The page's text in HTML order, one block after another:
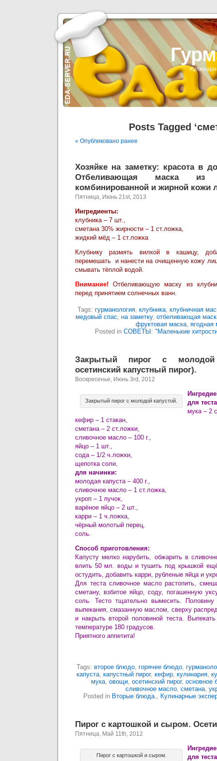
Posts Tagged
« Опубликовано ранее
Хозяйке на заметку: красота в
Отбеливающая маска из
комбинированной и жирной кожи
Пятница, Июнь 21st, 2013
Ингредиенты:
клубника – 7 шт.,
сметана 30% жирности – 1 ст.ложка,
жидкий мёд – 1 ст.ложка
Клубнику размять вилкой в кашицу,
перемешать и нанести на очищенную кожу
смывать тёплой водой.
Внимание!
Отбеливающую маску из
перед принятием солнечных ванн.
Tags: гурманология, клубника, клубничная
медовый спас, на заметку, отбеливающая
фруктовая маска, ягодная
Posted in СОВЕТЫ: "Маленькие
Закрытый пирог с молодой
осетинский капустный пирог).
Воскресенье, Июнь 3rd, 2012
Закрытый пирог с молодой капустой.
для
мука – 2
кефир – 1 стакан,
сметана – 2 ст.ложки,
сливочное масло – 100 г.,
яйцо – 1 шт.,
сода – 1/2 ч.ложки,
щепотка соли,
для начинки:
молодая капуста – 400 г.,
сливочное масло – 1 ст.ложка,
укроп – 1 пучок,
варёное яйцо – 2 шт.,
карри – 1 ч.ложка,
чёрный молотый перец,
соль.
Способ приготовления:
Капусту мелко нарубить, обжарить в
влить 50 мл. воды и тушить под крышкой
остудить, добавить карри, рубленые яйца и
Для теста сливочное масло растопить,
сметану, взбитое яйцо, соду, погашенную
соль. Тесто тщательно вымесить.
выпекания, смазанную маслом, сверху
и накрыть второй половиной теста.
температуре 180 градусов.
Приятного аппетита!
Tags: второе блюдо, горячее блюдо,
капуста, капустный пирог, кефир, кулинария,
мука, овощи, осетинский пирог, основное
сливочное масло, сметана,
Posted in Вторые блюда., Кулинарные
Пирог с картошкой и сыром.
Пятница, Май 11th, 2012
Пирог с картошкой и сыром.
для